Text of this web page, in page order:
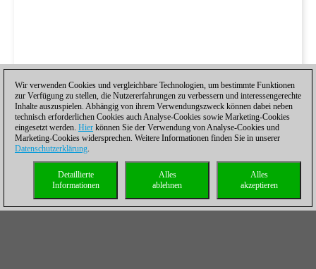
Wir verwenden Cookies und vergleichbare Technologien, um bestimmte Funktionen
zur Verfügung zu stellen, die Nutzererfahrungen zu verbessern und interessengerechte
Inhalte auszuspielen. Abhängig von ihrem Verwendungszweck können dabei neben
technisch erforderlichen Cookies auch Analyse-Cookies sowie Marketing-Cookies
eingesetzt werden. Hier können Sie der Verwendung von Analyse-Cookies und
Marketing-Cookies widersprechen. Weitere Informationen finden Sie in unserer
Datenschutzerklärung.
Alles
akzeptieren
Alles
ablehnen
Detaillierte
Informationen